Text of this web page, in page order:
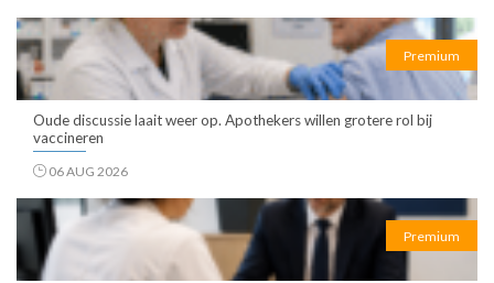
Premium
Oude discussie laait weer op. Apothekers willen grotere rol bij
vaccineren
06 AUG 2026
Premium